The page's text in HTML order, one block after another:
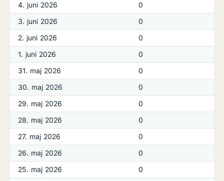
4. juni 2026
0
3. juni 2026
0
2. juni 2026
0
1. juni 2026
0
31. maj 2026
0
30. maj 2026
0
29. maj 2026
0
28. maj 2026
0
27. maj 2026
0
26. maj 2026
0
25. maj 2026
0